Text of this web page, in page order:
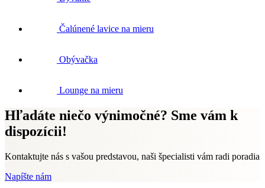
Čalúnené lavice na mieru
Obývačka
Lounge na mieru
Hľadáte niečo výnimočné? Sme vám k
dispozícii!
Kontaktujte nás s vašou predstavou, naši špecialisti vám radi poradia
Napíšte nám